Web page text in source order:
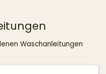
Waschanleitungen